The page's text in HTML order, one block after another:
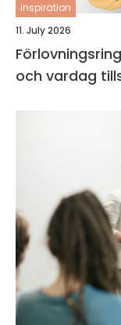
inspiration
11. July 2026
Förlovningsring symbolen för löfte, kärlek
och vardag